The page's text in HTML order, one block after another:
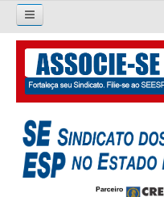
Pesquisar...
O SINDICATO
APRESENTAÇÃO
PALAVRA DO PRESIDENTE